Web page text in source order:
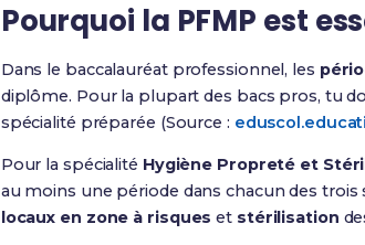
Pourquoi la PFMP est
Dans le baccalauréat professionnel, les
diplôme. Pour la plupart des bacs pros, tu
spécialité préparée (Source :
Pour la spécialité Hygiène Propreté et
au moins une période dans chacun des trois
locaux en zone à risques et stérilisation